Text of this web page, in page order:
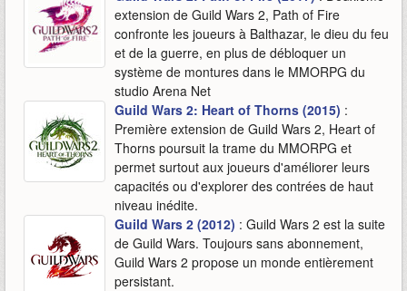
extension de Guild Wars 2, Path of Fire
confronte les joueurs à Balthazar, le dieu du feu
et de la guerre, en plus de débloquer un
système de montures dans le MMORPG du
studio Arena Net
Guild Wars 2: Heart of Thorns (2015) :
Première extension de Guild Wars 2, Heart of
Thorns poursuit la trame du MMORPG et
permet surtout aux joueurs d'améliorer leurs
capacités ou d'explorer des contrées de haut
niveau inédite.
Guild Wars 2 (2012) : Guild Wars 2 est la suite
de Guild Wars. Toujours sans abonnement,
Guild Wars 2 propose un monde entièrement
persistant.